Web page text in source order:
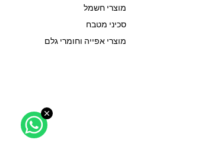
מוצרי חשמל
סכיני מטבח
מוצרי אפייה וחומרי גלם